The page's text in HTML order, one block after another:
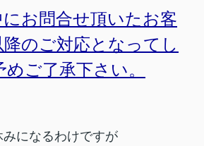
お問合せ頂いたお客
のご対応となってし
めご了承下さい。
みになるわけですが